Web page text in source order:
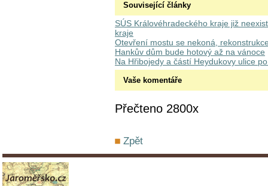
Související články
SÚS Královéhradeckého kraje již
kraje
Otevření mostu se nekoná,
Hankův dům bude hotový až na vánoce
Na Hřibojedy a částí Heydukovy ulice
Vaše komentáře
Přečteno 2800x
Zpět